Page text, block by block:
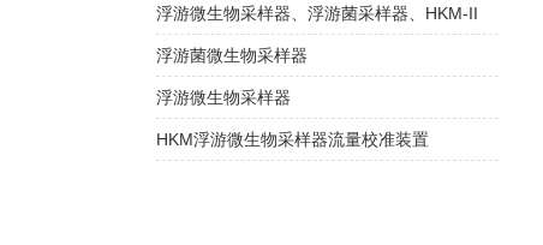
浮游微生物采样器、浮游菌采样器、HKM-II
浮游菌微生物采样器
浮游微生物采样器
HKM浮游微生物采样器流量校准装置